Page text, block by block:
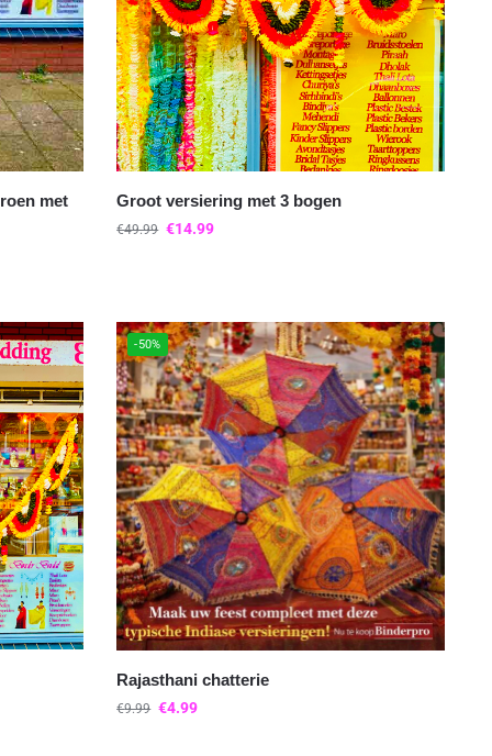
met Groot versiering met 3 bogen
€49.99 €14.99
-50%
Rajasthani chatterie
€9.99 €4.99